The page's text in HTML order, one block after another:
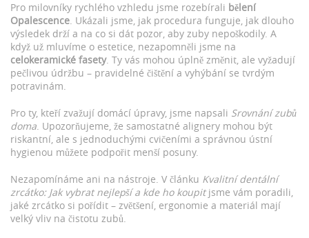
Pro milovníky rychlého vzhledu jsme rozebírali bělení
Opalescence. Ukázali jsme, jak procedura funguje, jak dlouho
výsledek drží a na co si dát pozor, aby zuby nepoškodily. A
když už mluvíme o estetice, nezapomněli jsme na
celokeramické fasety. Ty vás mohou úplně změnit, ale vyžadují
pečlivou údržbu – pravidelné čištění a vyhýbání se tvrdým
potravinám.
Pro ty, kteří zvažují domácí úpravy, jsme napsali Srovnání zubů
doma. Upozorňujeme, že samostatné alignery mohou být
riskantní, ale s jednoduchými cvičeními a správnou ústní
hygienou můžete podpořit menší posuny.
Nezapomínáme ani na nástroje. V článku Kvalitní dentální
zrcátko: Jak vybrat nejlepší a kde ho koupitjsme vám poradili,
jaké zrcátko si pořídit – zvětšení, ergonomie a materiál mají
velký vliv na čistotu zubů.